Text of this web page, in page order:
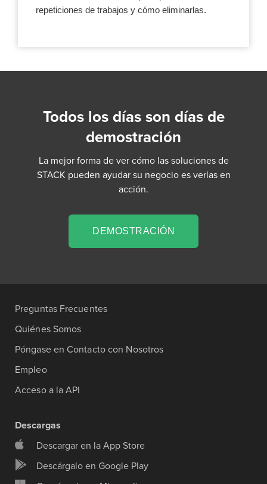
repeticiones de trabajos y cómo eliminarlas.
Todos los días son días de
demostración
La mejor forma de ver cómo las soluciones de
STACK pueden ayudar su negocio es verlas en
acción.
DEMOSTRACIÓN
Preguntas Frecuentes
Quiénes Somos
Póngase en Contacto con Nosotros
Empleo
Acceso a la API
Descargas
Descargar en la App Store
Descárgalo en Google Play